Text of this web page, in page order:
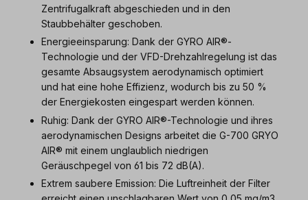
Zentrifugalkraft abgeschieden und in den
Staubbehälter geschoben.
Energieeinsparung: Dank der GYRO AIR®-
Technologie und der VFD-Drehzahlregelung ist das
gesamte Absaugsystem aerodynamisch optimiert
und hat eine hohe Effizienz, wodurch bis zu 50 %
der Energiekosten eingespart werden können.
Ruhig: Dank der GYRO AIR®-Technologie und ihres
aerodynamischen Designs arbeitet die G-700 GRYO
AIR® mit einem unglaublich niedrigen
Geräuschpegel von 61 bis 72 dB(A).
Extrem saubere Emission: Die Luftreinheit der Filter